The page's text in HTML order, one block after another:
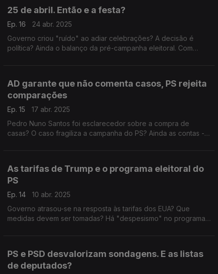
25 de abril. Então e a festa?
Ep. 16
24 abr. 2025
Governo criou "ruído" ao adiar celebrações? A decisão é
política? Ainda o balanço da pré-campanha eleitoral. Com
AD garante que não comenta casos, PS rejeita
comparações
Ep. 15
17 abr. 2025
Pedro Nuno Santos foi esclarecedor sobre a compra de
casas? O caso fragiliza a campanha do PS? Ainda as contas - e
As tarifas de Trump e o programa eleitoral do
PS
Ep. 14
10 abr. 2025
Governo atrasou-se na resposta às tarifas dos EUA? Que
medidas devem ser tomadas? Há "despesismo" no programa
PS e PSD desvalorizam sondagens. E as listas
de deputados?